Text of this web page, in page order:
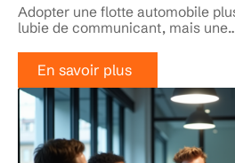
Adopter une flotte automobile
lubie de communicant, mais une
En savoir plus